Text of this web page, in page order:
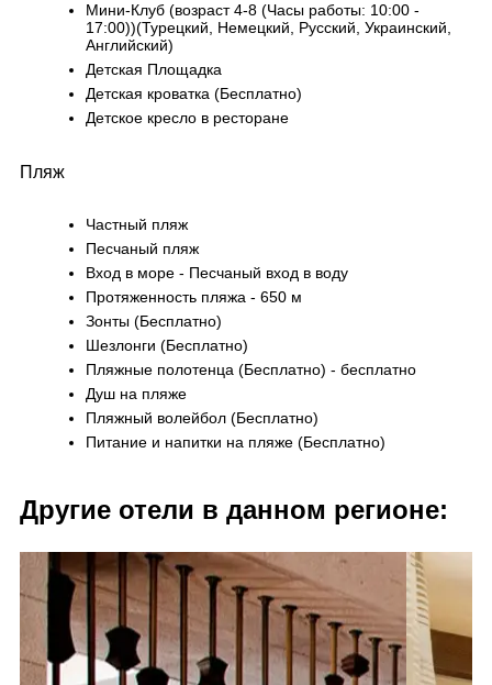
Мини-Клуб (возраст 4-8 (Часы работы: 10:00 -
17:00))(Турецкий, Немецкий, Русский, Украинский,
Английский)
Детская Площадка
Детская кроватка (Бесплатно)
Детское кресло в ресторане
Пляж
Частный пляж
Песчаный пляж
Вход в море - Песчаный вход в воду
Протяженность пляжа - 650 м
Зонты (Бесплатно)
Шезлонги (Бесплатно)
Пляжные полотенца (Бесплатно) - бесплатно
Душ на пляже
Пляжный волейбол (Бесплатно)
Питание и напитки на пляже (Бесплатно)
Другие отели в данном регионе: